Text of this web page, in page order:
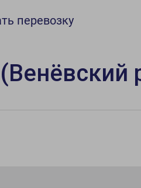
перевозку